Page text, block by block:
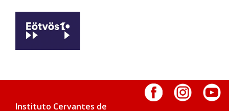
Instituto Cervantes de